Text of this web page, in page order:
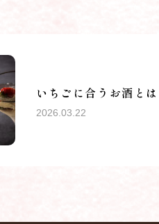
いちごに合うお酒とは
2026.03.22